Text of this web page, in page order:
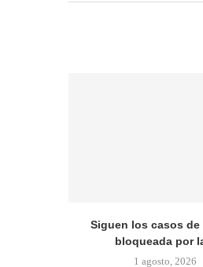
Siguen los casos de
bloqueada por
1 agosto, 2026